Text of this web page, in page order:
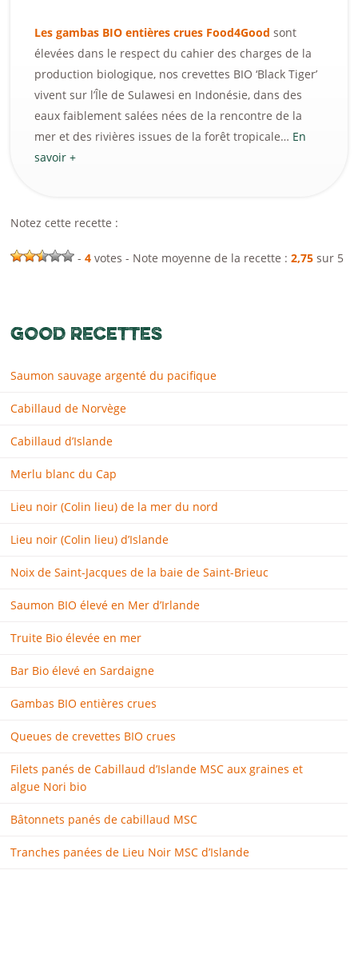
Les gambas BIO entières crues Food4Good sont
élevées dans le respect du cahier des charges de la
production biologique, nos crevettes BIO ‘Black Tiger’
vivent sur l’Île de Sulawesi en Indonésie, dans des
eaux faiblement salées nées de la rencontre de la
mer et des rivières issues de la forêt tropicale… En
savoir +
Notez cette recette :
-4 votes - Note moyenne de la recette :2,75 sur 5
GOOD RECETTES
Saumon sauvage argenté du pacifique
Cabillaud de Norvège
Cabillaud d’Islande
Merlu blanc du Cap
Lieu noir (Colin lieu) de la mer du nord
Lieu noir (Colin lieu) d’Islande
Noix de Saint-Jacques de la baie de Saint-Brieuc
Saumon BIO élevé en Mer d’Irlande
Truite Bio élevée en mer
Bar Bio élevé en Sardaigne
Gambas BIO entières crues
Queues de crevettes BIO crues
Filets panés de Cabillaud d’Islande MSC aux graines et
algue Nori bio
Bâtonnets panés de cabillaud MSC
Tranches panées de Lieu Noir MSC d’Islande